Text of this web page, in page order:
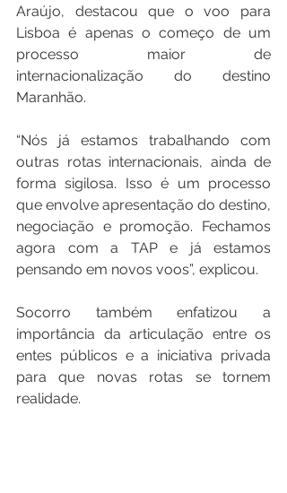
Araújo, destacou que o voo para
Lisboa é apenas o começo de um
processo maior de
internacionalização do destino
Maranhão.
“Nós já estamos trabalhando com
outras rotas internacionais, ainda de
forma sigilosa. Isso é um processo
que envolve apresentação do destino,
negociação e promoção. Fechamos
agora com a TAP e já estamos
pensando em novos voos”, explicou.
Socorro também enfatizou a
importância da articulação entre os
entes públicos e a iniciativa privada
para que novas rotas se tornem
realidade.